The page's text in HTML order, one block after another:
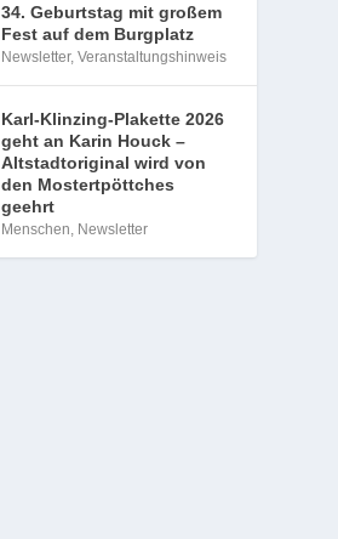
34. Geburtstag mit großem
Fest auf dem Burgplatz
Newsletter,Veranstaltungshinweis
Karl-Klinzing-Plakette 2026
geht an Karin Houck –
Altstadtoriginal wird von
den Mostertpöttches
geehrt
Menschen, Newsletter